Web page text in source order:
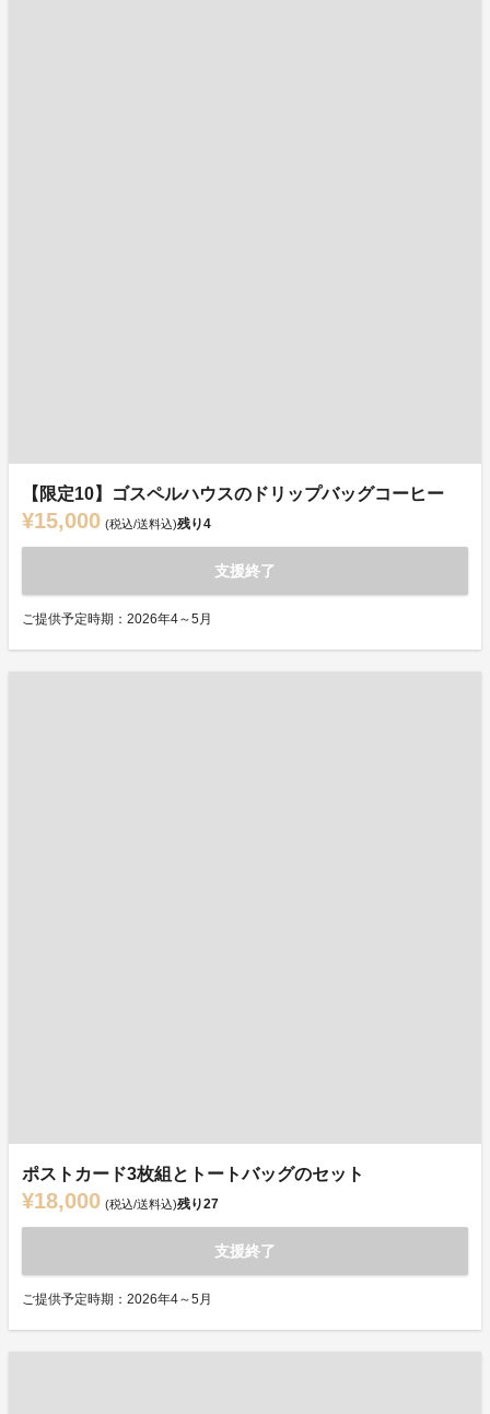
【限定10】ゴスペルハウスのドリップバッグコーヒー
¥15,000 (税込/送料込)残り4
支援終了
ご提供予定時期：2026年4～5月
ポストカード3枚組とトートバッグのセット
¥18,000 (税込/送料込)残り27
支援終了
ご提供予定時期：2026年4～5月